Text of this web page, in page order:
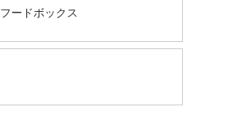
フードボックス